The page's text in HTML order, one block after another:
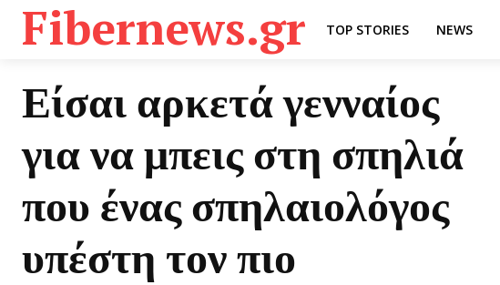
Fibernews.gr TOP STORIES NEWS
Είσαι αρκετά γενναίος
για να μπεις στη σπηλιά
που ένας σπηλαιολόγος
υπέστη τον πιο